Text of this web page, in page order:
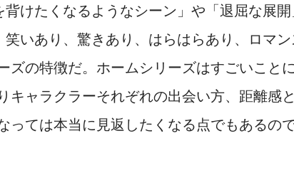
けたくなるようなシーン」や「退屈な展
笑いあり、驚きあり、はらはらあり、ロマ
ズの特徴だ。ホームシリーズはすごいこと
キャラクラーそれぞれの出会い方、距離感
ては本当に見返したくなる点でもあるの